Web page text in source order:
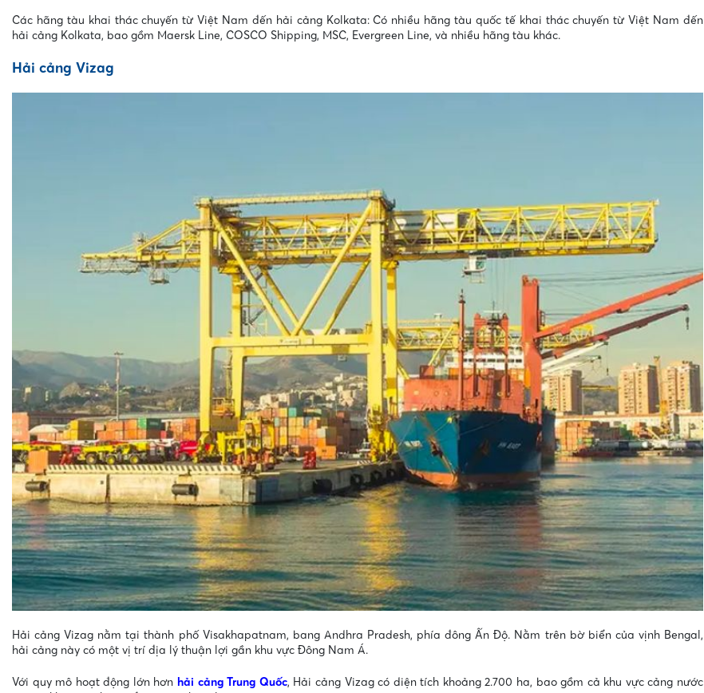
Các hãng tàu khai thác chuyến từ Việt Nam đến hải cảng Kolkata: Có nhiều hãng tàu quốc tế khai thác chuyến từ Việt Nam đến
hải cảng Kolkata, bao gồm Maersk Line, COSCO Shipping, MSC, Evergreen Line, và nhiều hãng tàu khác.
Hải cảng Vizag
Hải cảng Vizag nằm tại thành phố Visakhapatnam, bang Andhra Pradesh, phía đông Ấn Độ. Nằm trên bờ biển của vịnh Bengal,
hải cảng này có một vị trí địa lý thuận lợi gần khu vực Đông Nam Á.
Với quy mô hoạt động lớn hơn hải cảng Trung Quốc, Hải cảng Vizag có diện tích khoảng 2.700 ha, bao gồm cả khu vực cảng nước